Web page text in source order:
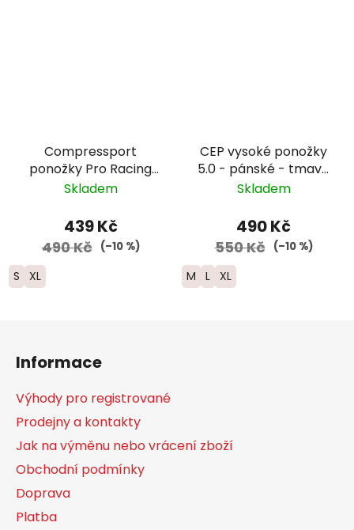
Compressport
ponožky Pro Racing
Trail - černá/červená
Skladem
439 Kč
490 Kč (–10 %)
S XL
CEP vysoké ponožky
5.0 - pánské - tmavě
modrá
Skladem
490 Kč
550 Kč (–10 %)
M L XL
Informace
Výhody pro registrované
Prodejny a kontakty
Jak na výměnu nebo vrácení zboží
Obchodní podmínky
Doprava
Platba